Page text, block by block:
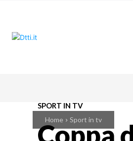
Home Sport in tv
SPORT IN TV